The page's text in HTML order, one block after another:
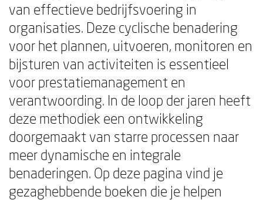
van effectieve bedrijfsvoering in
organisaties. Deze cyclische benadering
voor het plannen, uitvoeren, monitoren en
bijsturen van activiteiten is essentieel
voor prestatiemanagement en
verantwoording. In de loop der jaren heeft
deze methodiek een ontwikkeling
doorgemaakt van starre processen naar
meer dynamische en integrale
benaderingen. Op deze pagina vind je
gezaghebbende boeken die je helpen